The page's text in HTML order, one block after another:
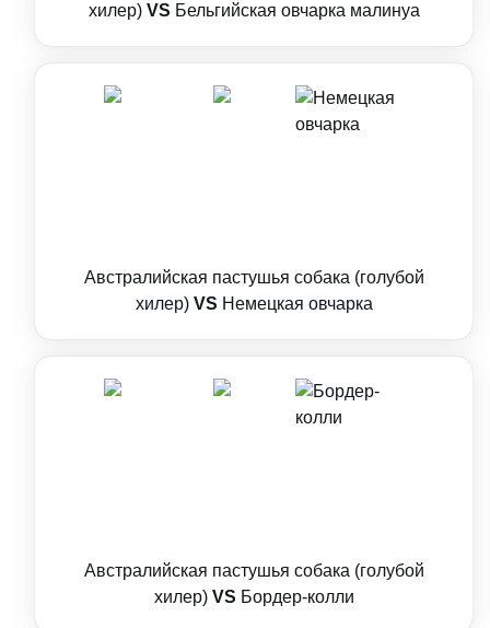
хилер) VS Бельгийская овчарка малинуа
Австралийская пастушья собака (голубой
хилер) VS Немецкая овчарка
Австралийская пастушья собака (голубой
хилер) VS Бордер-колли